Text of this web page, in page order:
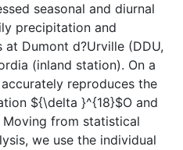
seasonal and diurnal
precipitation and
Dumont d?Urville (DDU,
(inland station). On a
reproduces the
${\delta }^{18}$O and
from statistical
we use the individual